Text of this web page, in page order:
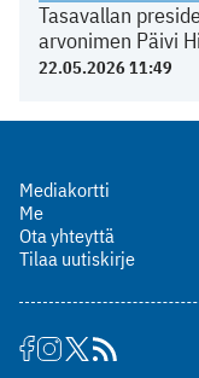
Tasavallan
arvonimen Päivi
22.05.2026 11:49
Mediakortti
Me
Ota yhteyttä
Tilaa uutiskirje